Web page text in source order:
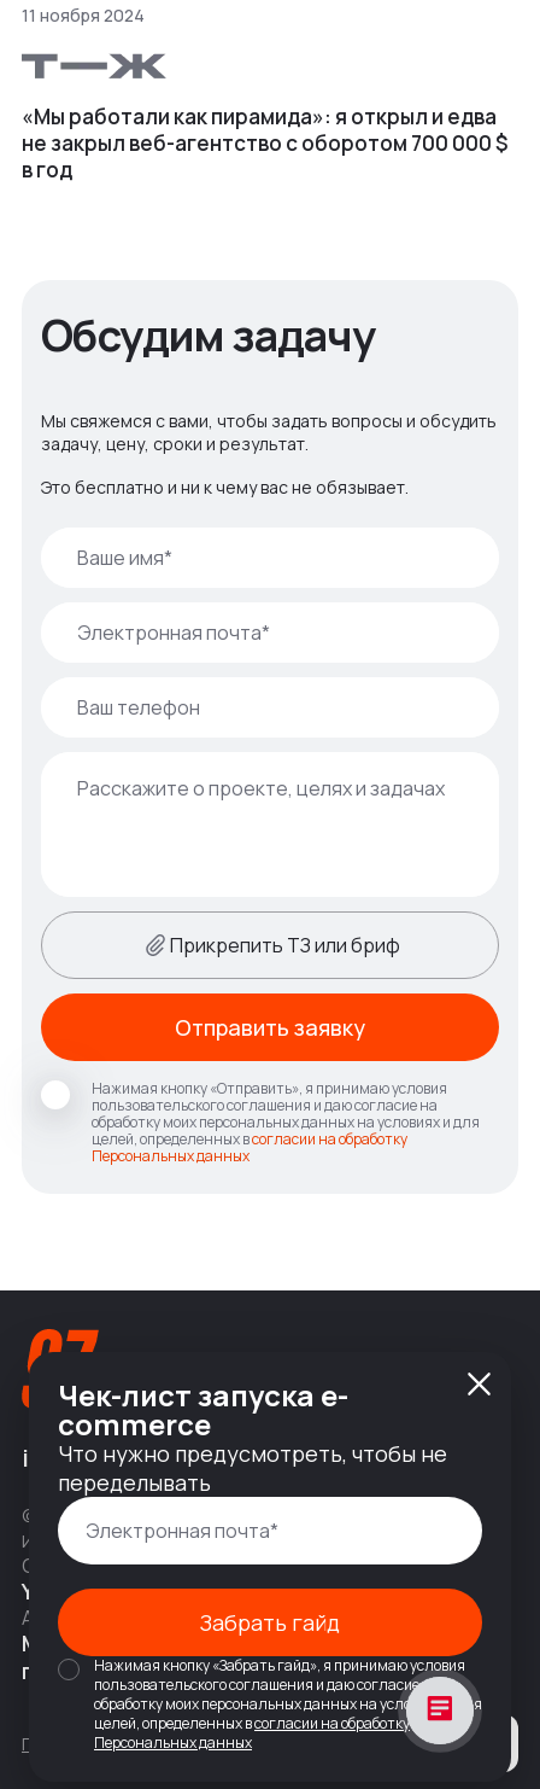
11 ноября 2024
«Мы работали как пирамида»: я открыл и едва
не закрыл веб⁠-⁠агентство с оборотом 700 000 $
в год
Обсудим задачу
Мы свяжемся с вами, чтобы задать вопросы и обсудить
задачу, цену, сроки и результат.
Это бесплатно и ни к чему вас не обязывает.
Прикрепить ТЗ или бриф
Нажимая кнопку «Отправить», я принимаю условия
пользовательского соглашения и даю согласие на
обработку моих персональных данных на условиях и для
целей, определенных всогласии на обработку
Персональных данных
Отправить заявку
info@nineseven.ru
© 2010 — 2026 ООО «Найнсевен», УНП 191376768,
ИНН 9710142077, КПП 771001001, ОГРН 1247700831377
Соц сети
YouTubeНаписать в Telegram
Адрес
Москва, 2-я Тверская-Ямская 18,
помещ. 7/2
Политика конфиденциальности
Чек-лист запуска e-
commerce
Что нужно предусмотреть, чтобы не
переделывать
Забрать гайд
Нажимая кнопку «Забрать гайд», я принимаю условия
пользовательского соглашения и даю согласие на
обработку моих персональных данных на условиях и для
целей, определенных всогласии на обработку
Персональных данных